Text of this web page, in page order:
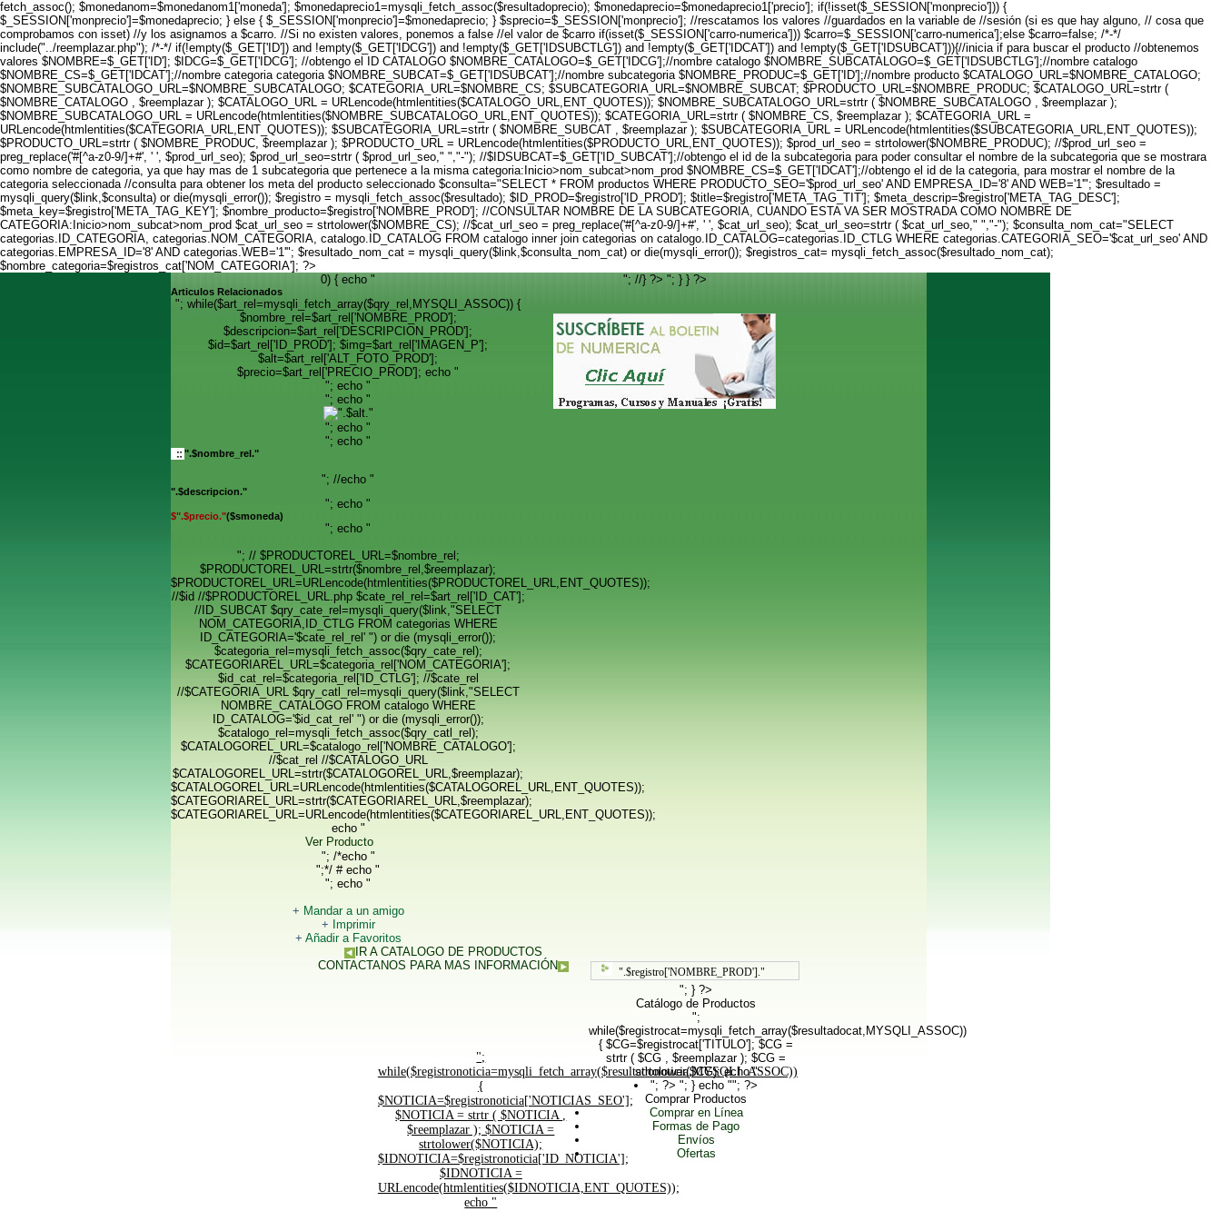
fetch_assoc(); $monedanom=$monedanom1['moneda']; $monedaprecio1=mysqli_fetch_assoc($resultadoprecio); $monedaprecio=$monedaprecio1['precio']; if(!isset($_SESSION['monprecio'])) {
$_SESSION['monprecio']=$monedaprecio; } else { $_SESSION['monprecio']=$monedaprecio; } $sprecio=$_SESSION['monprecio']; //rescatamos los valores //guardados en la variable de //sesión (si es que hay alguno, // cosa que
comprobamos con isset) //y los asignamos a $carro. //Si no existen valores, ponemos a false //el valor de $carro if(isset($_SESSION['carro-numerica'])) $carro=$_SESSION['carro-numerica'];else $carro=false; /*-*/
include("../reemplazar.php"); /*-*/ if(!empty($_GET['ID']) and !empty($_GET['IDCG']) and !empty($_GET['IDSUBCTLG']) and !empty($_GET['IDCAT']) and !empty($_GET['IDSUBCAT'])){//inicia if para buscar el producto //obtenemos
valores $NOMBRE=$_GET['ID']; $IDCG=$_GET['IDCG']; //obtengo el ID CATALOGO $NOMBRE_CATALOGO=$_GET['IDCG'];//nombre catalogo $NOMBRE_SUBCATALOGO=$_GET['IDSUBCTLG'];//nombre catalogo
$NOMBRE_CS=$_GET['IDCAT'];//nombre categoria categoria $NOMBRE_SUBCAT=$_GET['IDSUBCAT'];//nombre subcategoria $NOMBRE_PRODUC=$_GET['ID'];//nombre producto $CATALOGO_URL=$NOMBRE_CATALOGO;
$NOMBRE_SUBCATALOGO_URL=$NOMBRE_SUBCATALOGO; $CATEGORIA_URL=$NOMBRE_CS; $SUBCATEGORIA_URL=$NOMBRE_SUBCAT; $PRODUCTO_URL=$NOMBRE_PRODUC; $CATALOGO_URL=strtr (
$NOMBRE_CATALOGO , $reemplazar ); $CATALOGO_URL = URLencode(htmlentities($CATALOGO_URL,ENT_QUOTES)); $NOMBRE_SUBCATALOGO_URL=strtr ( $NOMBRE_SUBCATALOGO , $reemplazar );
$NOMBRE_SUBCATALOGO_URL = URLencode(htmlentities($NOMBRE_SUBCATALOGO_URL,ENT_QUOTES)); $CATEGORIA_URL=strtr ( $NOMBRE_CS, $reemplazar ); $CATEGORIA_URL =
URLencode(htmlentities($CATEGORIA_URL,ENT_QUOTES)); $SUBCATEGORIA_URL=strtr ( $NOMBRE_SUBCAT , $reemplazar ); $SUBCATEGORIA_URL = URLencode(htmlentities($SUBCATEGORIA_URL,ENT_QUOTES));
$PRODUCTO_URL=strtr ( $NOMBRE_PRODUC, $reemplazar ); $PRODUCTO_URL = URLencode(htmlentities($PRODUCTO_URL,ENT_QUOTES)); $prod_url_seo = strtolower($NOMBRE_PRODUC); //$prod_url_seo =
preg_replace('#[^a-z0-9/]+#', ' ', $prod_url_seo); $prod_url_seo=strtr ( $prod_url_seo," ","-"); //$IDSUBCAT=$_GET['ID_SUBCAT'];//obtengo el id de la subcategoria para poder consultar el nombre de la subcategoria que se mostrara
como nombre de categoria, ya que hay mas de 1 subcategoria que pertenece a la misma categoria:Inicio>nom_subcat>nom_prod $NOMBRE_CS=$_GET['IDCAT'];//obtengo el id de la categoria, para mostrar el nombre de la
categoria seleccionada //consulta para obtener los meta del producto seleccionado $consulta="SELECT * FROM productos WHERE PRODUCTO_SEO='$prod_url_seo' AND EMPRESA_ID='8' AND WEB='1'"; $resultado =
mysqli_query($link,$consulta) or die(mysqli_error()); $registro = mysqli_fetch_assoc($resultado); $ID_PROD=$registro['ID_PROD']; $title=$registro['META_TAG_TIT']; $meta_descrip=$registro['META_TAG_DESC'];
$meta_key=$registro['META_TAG_KEY']; $nombre_producto=$registro['NOMBRE_PROD']; //CONSULTAR NOMBRE DE LA SUBCATEGORIA, CUANDO ESTA VA SER MOSTRADA COMO NOMBRE DE
CATEGORIA:Inicio>nom_subcat>nom_prod $cat_url_seo = strtolower($NOMBRE_CS); //$cat_url_seo = preg_replace('#[^a-z0-9/]+#', ' ', $cat_url_seo); $cat_url_seo=strtr ( $cat_url_seo," ","-"); $consulta_nom_cat="SELECT
categorias.ID_CATEGORIA, categorias.NOM_CATEGORIA, catalogo.ID_CATALOG FROM catalogo inner join categorias on catalogo.ID_CATALOG=categorias.ID_CTLG WHERE categorias.CATEGORIA_SEO='$cat_url_seo' AND
categorias.EMPRESA_ID='8' AND categorias.WEB='1'"; $resultado_nom_cat = mysqli_query($link,$consulta_nom_cat) or die(mysqli_error()); $registros_cat= mysqli_fetch_assoc($resultado_nom_cat);
$nombre_categoria=$registros_cat['NOM_CATEGORIA']; ?>
"; //} ?>
0) { echo "
Articulos Relacionados
"; while($art_rel=mysqli_fetch_array($qry_rel,MYSQLI_ASSOC)) {
$nombre_rel=$art_rel['NOMBRE_PROD'];
$descripcion=$art_rel['DESCRIPCION_PROD'];
$id=$art_rel['ID_PROD']; $img=$art_rel['IMAGEN_P'];
$alt=$art_rel['ALT_FOTO_PROD'];
$precio=$art_rel['PRECIO_PROD']; echo "
"; echo "
"; echo "
"; echo "
"; echo "
".$nombre_rel."
"; //echo "
".$descripcion."
"; echo "
$".$precio."($smoneda)
"; echo "
"; // $PRODUCTOREL_URL=$nombre_rel;
$PRODUCTOREL_URL=strtr($nombre_rel,$reemplazar);
$PRODUCTOREL_URL=URLencode(htmlentities($PRODUCTOREL_URL,ENT_QUOTES));
//$id //$PRODUCTOREL_URL.php $cate_rel_rel=$art_rel['ID_CAT'];
//ID_SUBCAT $qry_cate_rel=mysqli_query($link,"SELECT
NOM_CATEGORIA,ID_CTLG FROM categorias WHERE
ID_CATEGORIA='$cate_rel_rel' ") or die (mysqli_error());
$categoria_rel=mysqli_fetch_assoc($qry_cate_rel);
$CATEGORIAREL_URL=$categoria_rel['NOM_CATEGORIA'];
$id_cat_rel=$categoria_rel['ID_CTLG']; //$cate_rel
//$CATEGORIA_URL $qry_catl_rel=mysqli_query($link,"SELECT
NOMBRE_CATALOGO FROM catalogo WHERE
ID_CATALOG='$id_cat_rel' ") or die (mysqli_error());
$catalogo_rel=mysqli_fetch_assoc($qry_catl_rel);
$CATALOGOREL_URL=$catalogo_rel['NOMBRE_CATALOGO'];
//$cat_rel //$CATALOGO_URL
$CATALOGOREL_URL=strtr($CATALOGOREL_URL,$reemplazar);
$CATALOGOREL_URL=URLencode(htmlentities($CATALOGOREL_URL,ENT_QUOTES));
$CATEGORIAREL_URL=strtr($CATEGORIAREL_URL,$reemplazar);
$CATEGORIAREL_URL=URLencode(htmlentities($CATEGORIAREL_URL,ENT_QUOTES));
echo "
Ver Producto
"; /*echo "
";*/ # echo "
"; echo "
"; } } ?>
+ Mandar a un amigo
+ Imprimir
+ Añadir a Favoritos
IR A CATALOGO DE PRODUCTOS
CONTACTANOS PARA MAS INFORMACIÓN
".$registro['NOMBRE_PROD']."
"; } ?>
Catálogo de Productos
";
while($registrocat=mysqli_fetch_array($resultadocat,MYSQLI_ASSOC))
{ $CG=$registrocat['TITULO']; $CG =
strtr ( $CG , $reemplazar ); $CG =
strtolower($CG); echo "
"; ?>"; } echo ""; ?>
Comprar Productos
Comprar en Línea
Formas de Pago
Envíos
Ofertas
";
while($registronoticia=mysqli_fetch_array($resultadonoticia,MYSQLI_ASSOC))
{
$NOTICIA=$registronoticia['NOTICIAS_SEO'];
$NOTICIA = strtr ( $NOTICIA ,
$reemplazar ); $NOTICIA =
strtolower($NOTICIA);
$IDNOTICIA=$registronoticia['ID_NOTICIA'];
$IDNOTICIA =
URLencode(htmlentities($IDNOTICIA,ENT_QUOTES));
echo "